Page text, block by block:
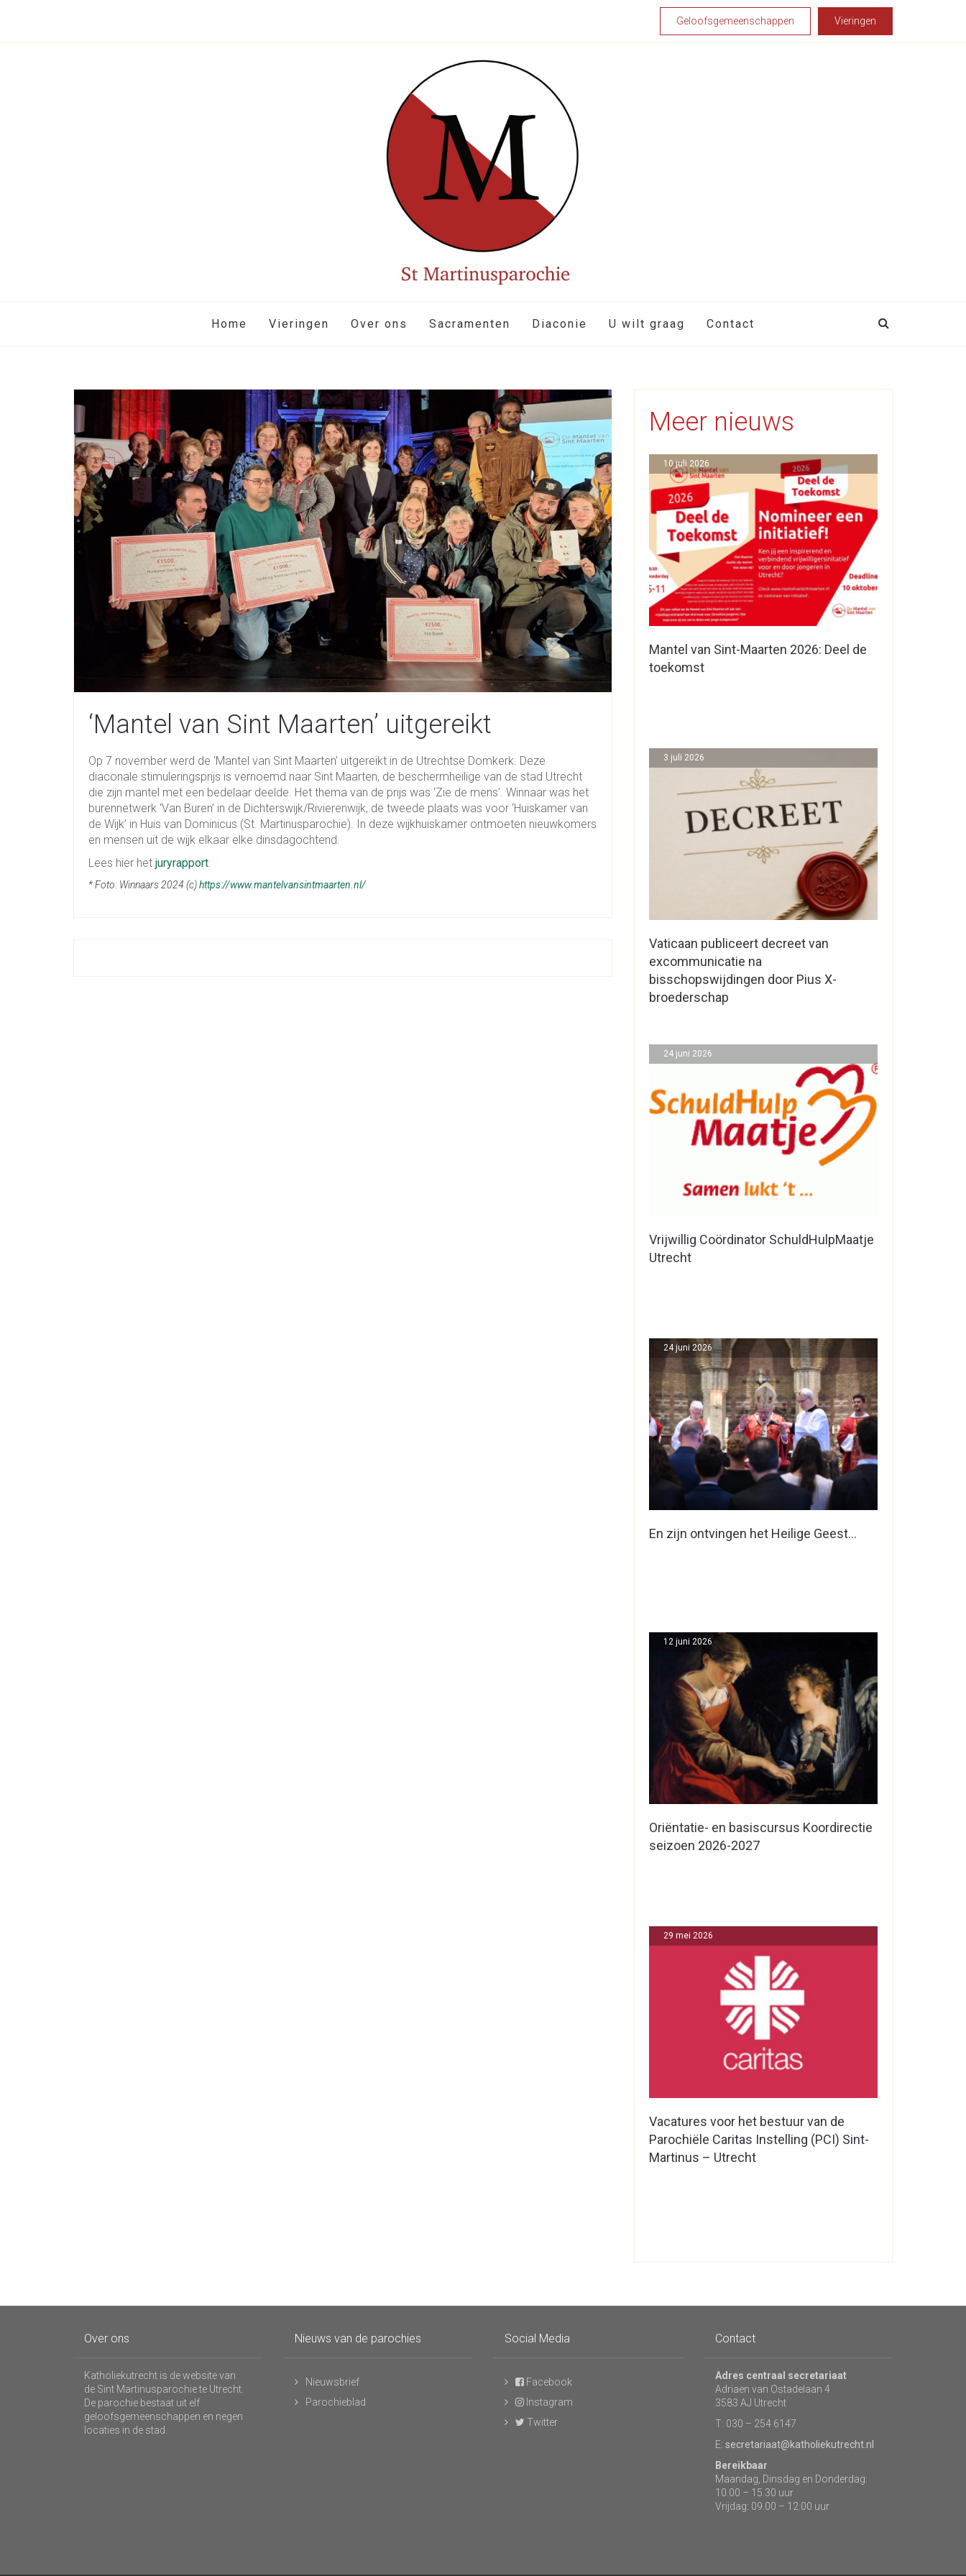
Geloofsgemeenschappen Vieringen
Home Vieringen Over ons Sacramenten Diaconie U wilt graag Contact
‘Mantel van Sint Maarten’ uitgereikt
Op 7 november werd de ‘Mantel van Sint Maarten’ uitgereikt in de Utrechtse Domkerk. Deze
diaconale stimuleringsprijs is vernoemd naar Sint Maarten, de beschermheilige van de stad Utrecht
die zijn mantel met een bedelaar deelde. Het thema van de prijs was ‘Zie de mens’. Winnaar was het
burennetwerk ‘Van Buren’ in de Dichterswijk/Rivierenwijk, de tweede plaats was voor ‘Huiskamer van
de Wijk’ in Huis van Dominicus (St. Martinusparochie). In deze wijkhuiskamer ontmoeten nieuwkomers
en mensen uit de wijk elkaar elke dinsdagochtend.
Lees hier het juryrapport
* Foto: Winnaars 2024 (c)https://www.mantelvansintmaarten.nl/
Meer nieuws
Mantel van Sint-Maarten 2026: Deel de
toekomst
10 juli 2026
Vaticaan publiceert decreet van
excommunicatie na
bisschopswijdingen door Pius X-
broederschap
3 juli 2026
Vrijwillig Coördinator SchuldHulpMaatje
Utrecht
24 juni 2026
En zijn ontvingen het Heilige Geest…
24 juni 2026
Oriëntatie- en basiscursus Koordirectie
seizoen 2026-2027
12 juni 2026
Vacatures voor het bestuur van de
Parochiële Caritas Instelling (PCI) Sint-
Martinus – Utrecht
29 mei 2026
Over ons
Katholiekutrecht is de website van
de Sint Martinusparochie te Utrecht.
De parochie bestaat uit elf
geloofsgemeenschappen en negen
locaties in de stad.
Nieuws van de parochies
Nieuwsbrief
Parochieblad
Social Media
Facebook
Instagram
Twitter
Contact
Adres centraal secretariaat
Adriaen van Ostadelaan 4
3583 AJ Utrecht
T: 030 – 254 6147
E: secretariaat@katholiekutrecht.nl
Bereikbaar
Maandag, Dinsdag en Donderdag:
10.00 – 15.30 uur
Vrijdag: 09.00 – 12.00 uur